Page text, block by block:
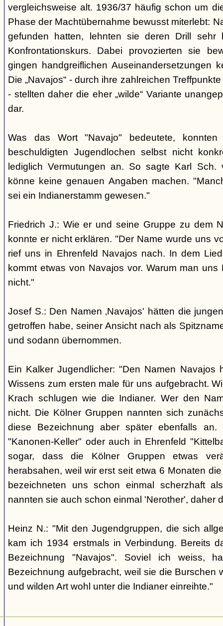
vergleichsweise alt. 1936/37 häufig schon um
Phase der Machtübernahme bewusst miterlebt:
gefunden hatten, lehnten sie deren Drill
Konfrontationskurs. Dabei provozierten sie
gingen handgreiflichen Auseinandersetzungen
Die „Navajos“ - durch ihre zahlreichen
- stellten daher die eher „wilde“ Variante
dar.
Was das Wort "Navajo" bedeutete, konnten
beschuldigten Jugendlochen selbst nicht
lediglich Vermutungen an. So sagte Karl
könne keine genauen Angaben machen.
sei ein Indianerstamm gewesen."
Friedrich J.: Wie er und seine Gruppe zu dem
konnte er nicht erklären. "Der Name wurde uns
rief uns in Ehrenfeld Navajos nach. In dem
kommt etwas von Navajos vor. Warum man
nicht."
Josef S.: Den Namen ‚Navajos' hätten die
getroffen habe, seiner Ansicht nach als
und sodann übernommen.
Ein Kalker Jugendlicher: "Den Namen Navajos
Wissens zum ersten male für uns aufgebracht.
Krach schlugen wie die Indianer. Wer den
nicht. Die Kölner Gruppen nannten sich
diese Bezeichnung aber später ebenfalls
"Kanonen-Keller" oder auch in Ehrenfeld
sogar, dass die Kölner Gruppen etwas
herabsahen, weil wir erst seit etwa 6 Monaten
bezeichneten uns schon einmal scherzhaft
nannten sie auch schon einmal 'Nerother', daher
Heinz N.: "Mit den Jugendgruppen, die sich
kam ich 1934 erstmals in Verbindung. Bereits
Bezeichnung "Navajos". Soviel ich weiss,
Bezeichnung aufgebracht, weil sie die Burschen
und wilden Art wohl unter die Indianer einreihte."